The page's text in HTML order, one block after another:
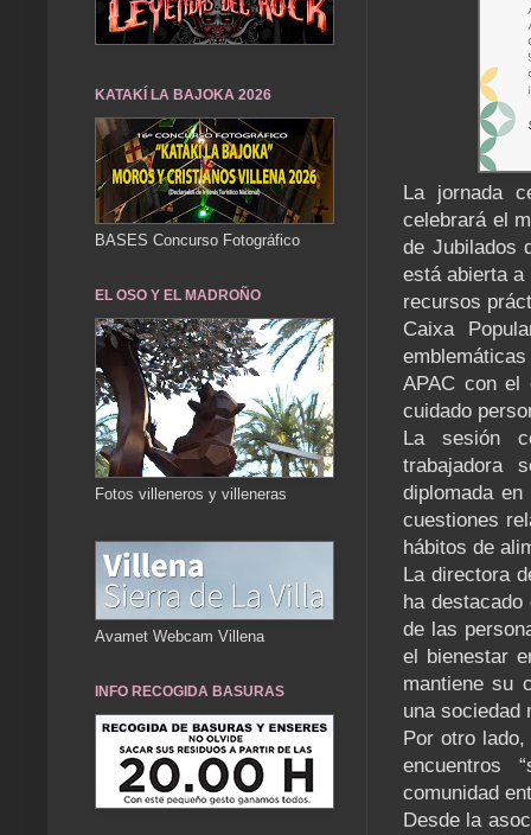
La jornada
celebrará el
de Jubilados
está abierta a
recursos
Caixa
APAC con el
cuidado
La sesión
trabajadora
diplomada
cuestiones
hábitos de
La directora
ha
de las
el bienestar
mantiene su
una sociedad
Por otro
encuentros
comunidad
Desde la
KATAKÍ LA BAJOKA 2026
BASES Concurso Fotográfico
EL OSO Y EL MADROÑO
Fotos villeneros y villeneras
Avamet Webcam Villena
INFO RECOGIDA BASURAS